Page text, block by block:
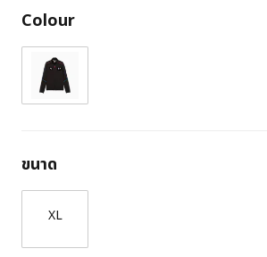
Colour
ขนาด
XL